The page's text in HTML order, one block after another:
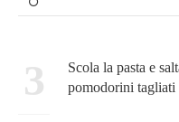
3
Scola la pasta e
pomodorini tagliati